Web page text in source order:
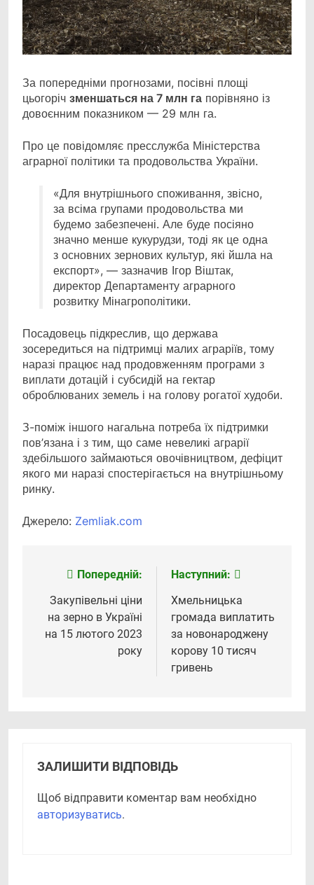
За попередніми прогнозами, посівні площі
цьогоріч зменшаться на 7 млн га порівняно із
довоєнним показником — 29 млн га.
Про це повідомляє пресслужба Міністерства
аграрної політики та продовольства України.
«Для внутрішнього споживання, звісно,
за всіма групами продовольства ми
будемо забезпечені. Але буде посіяно
значно менше кукурудзи, тоді як це одна
з основних зернових культур, які йшла на
експорт», — зазначив Ігор Віштак,
директор Департаменту аграрного
розвитку Мінагрополітики.
Посадовець підкреслив, що держава
зосередиться на підтримці малих аграріїв, тому
наразі працює над продовженням програми з
виплати дотацій і субсидій на гектар
оброблюваних земель і на голову рогатої худоби.
З-поміж іншого нагальна потреба їх підтримки
пов’язана і з тим, що саме невеликі аграрії
здебільшого займаються овочівництвом, дефіцит
якого ми наразі спостерігається на внутрішньому
ринку.
Джерело: Zemliak.com
Навігація
записів
Попередній:
Закупівельні ціни
на зерно в Україні
на 15 лютого 2023
року
Наступний:
Хмельницька
громада виплатить
за новонароджену
корову 10 тисяч
гривень
ЗАЛИШИТИ ВІДПОВІДЬ
Щоб відправити коментар вам необхідно
авторизуватись.